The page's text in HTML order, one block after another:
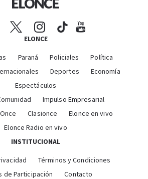
ELONCE
Paraná Policiales
Política
Deportes
Economía
Espectáculos
Impulso Empresarial
Clasionce
Elonce en vivo
Elonce Radio en vivo
INSTITUCIONAL
Términos y Condiciones
de Participación
Contacto